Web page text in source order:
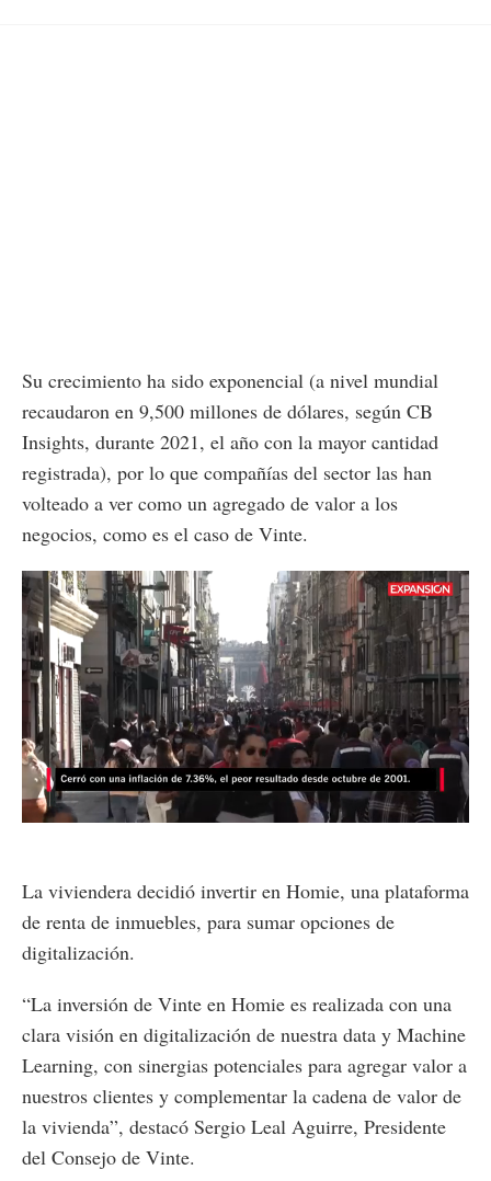
Su crecimiento ha sido exponencial (a nivel mundial
recaudaron en 9,500 millones de dólares, según CB
Insights, durante 2021, el año con la mayor cantidad
registrada), por lo que compañías del sector las han
volteado a ver como un agregado de valor a los
negocios, como es el caso de Vinte.
Unmute
:
47.65%
La viviendera decidió invertir en Homie, una plataforma
de renta de inmuebles, para sumar opciones de
digitalización.
“La inversión de Vinte en Homie es realizada con una
clara visión en digitalización de nuestra data y Machine
Learning, con sinergias potenciales para agregar valor a
nuestros clientes y complementar la cadena de valor de
la vivienda”, destacó Sergio Leal Aguirre, Presidente
del Consejo de Vinte.